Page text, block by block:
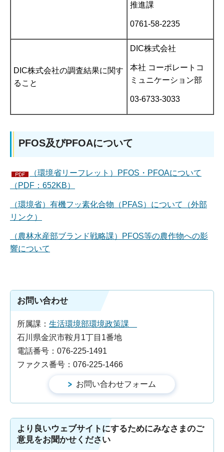
推進課
0761-58-2235
DIC株式会社の調査結果に関す
ること
DIC株式会社
本社 コーポレートコ
ミュニケーション部
03-6733-3033
PFOS及びPFOAについて
（環境省リーフレット）PFOS・PFOAについて
（PDF：652KB）
（環境省）有機フッ素化合物（PFAS）について（外部
リンク）
（農林水産部ブランド戦略課）PFOS等の農作物への影
響について
お問い合わせ
所属課： 生活環境部環境政策課
石川県金沢市鞍月1丁目1番地
電話番号：076-225-1491
ファクス番号：076-225-1466
より良いウェブサイトにするためにみなさまのご
意見をお聞かせください